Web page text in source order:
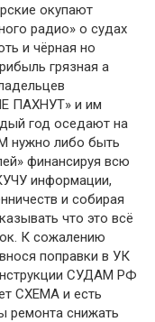
окупают
радио» о судах
и чёрная но
грязная а
ПАХНУТ» и им
год оседают на
нужно либо быть
финансируя всю
информации,
и собирая
что это всё
К сожалению
поправки в УК
СУДАМ РФ
СХЕМА и есть
ремонта снижать